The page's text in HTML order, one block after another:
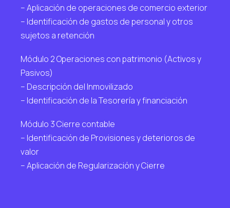
– Aplicación de operaciones de comercio exterior
– Identificación de gastos de personal y otros
sujetos a retención
Módulo 2 Operaciones con patrimonio (Activos y
Pasivos)
– Descripción del Inmovilizado
– Identificación de la Tesorería y financiación
Módulo 3 Cierre contable
– Identificación de Provisiones y deterioros de
valor
– Aplicación de Regularización y Cierre